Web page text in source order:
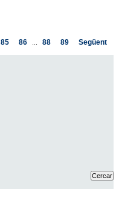
85 86 88 89
Següent